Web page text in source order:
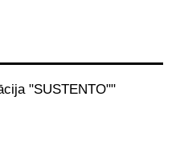
"SUSTENTO""